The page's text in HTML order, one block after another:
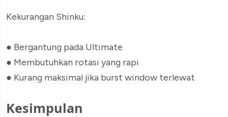
Kekurangan Shinku:
● Bergantung pada Ultimate
● Membutuhkan rotasi yang rapi
● Kurang maksimal jika burst window terlewat
Kesimpulan